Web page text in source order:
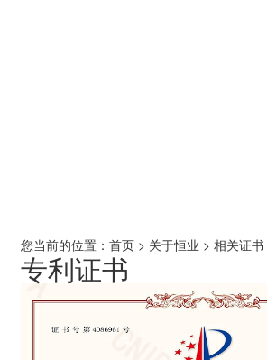
您当前的位置：首页 > 关于恒业 >相关证书
专利证书